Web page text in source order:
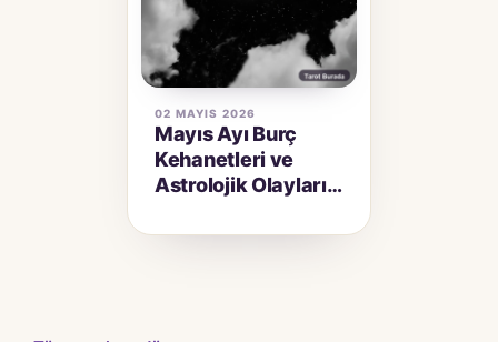
02 MAYIS 2026
Mayıs Ayı Burç
Kehanetleri ve
Astrolojik Olayları:
Zaman? Bu Ay